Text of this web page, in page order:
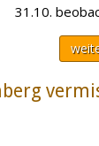
31.10.